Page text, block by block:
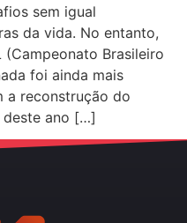
sem igual
da vida. No entanto,
(Campeonato Brasileiro
foi ainda mais
a reconstrução do
deste ano […]